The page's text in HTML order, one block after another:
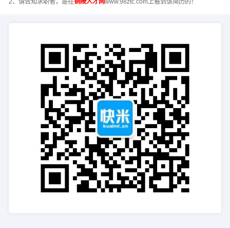
2、请告知求职者，是在铜陵人才网www.98ztc.com上看到该简历的！